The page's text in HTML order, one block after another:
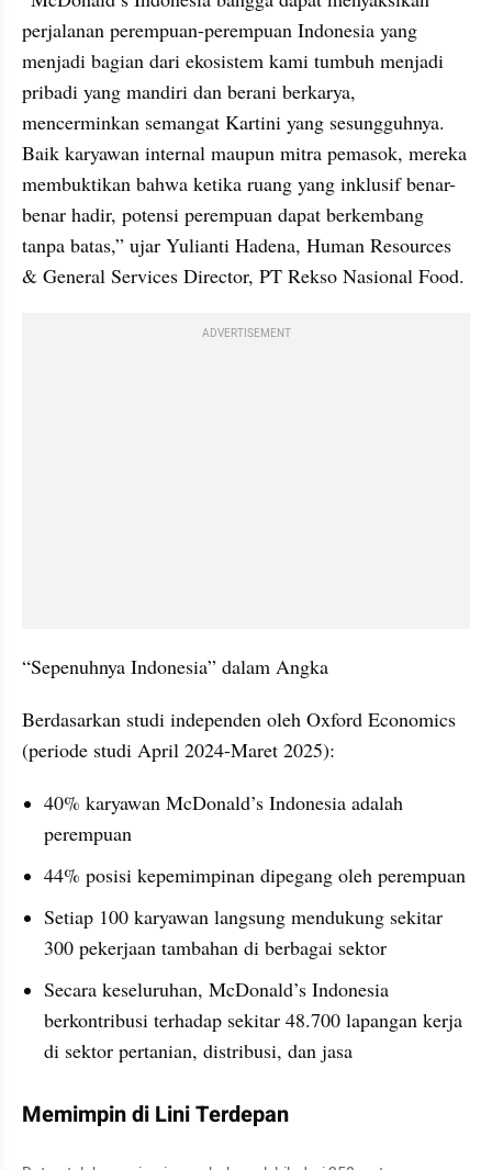
perjalanan perempuan-perempuan Indonesia yang
menjadi bagian dari ekosistem kami tumbuh menjadi
pribadi yang mandiri dan berani berkarya,
mencerminkan semangat Kartini yang sesungguhnya.
Baik karyawan internal maupun mitra pemasok, mereka
membuktikan bahwa ketika ruang yang inklusif benar-
benar hadir, potensi perempuan dapat berkembang
tanpa batas,” ujar Yulianti Hadena, Human Resources
& General Services Director, PT Rekso Nasional Food.
ADVERTISEMENT
“Sepenuhnya Indonesia” dalam Angka
Berdasarkan studi independen oleh Oxford Economics
(periode studi April 2024-Maret 2025):
40% karyawan McDonald’s Indonesia adalah
perempuan
44% posisi kepemimpinan dipegang oleh perempuan
Setiap 100 karyawan langsung mendukung sekitar
300 pekerjaan tambahan di berbagai sektor
Secara keseluruhan, McDonald’s Indonesia
berkontribusi terhadap sekitar 48.700 lapangan kerja
di sektor pertanian, distribusi, dan jasa
Memimpin di Lini Terdepan